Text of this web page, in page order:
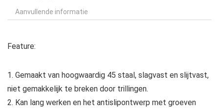
Aanvullende informatie
Feature:
1. Gemaakt van hoogwaardig 45 staal, slagvast en slijtvast,
niet gemakkelijk te breken door trillingen.
2. Kan lang werken en het antislipontwerp met groeven